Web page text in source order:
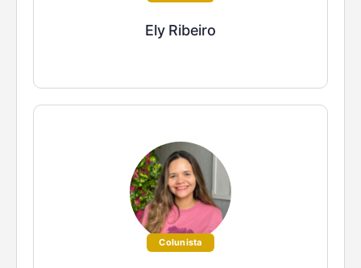
Ely Ribeiro
Colunista